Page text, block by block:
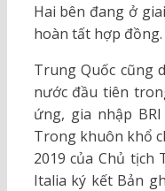
Hai bên đang ở
hoàn tất hợp đồng.
Trung Quốc cũng
nước đầu tiên
ứng, gia nhập
Trong khuôn khổ
2019 của Chủ tịch
Italia ký kết Bản